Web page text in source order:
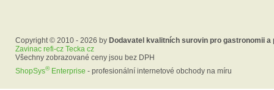
Copyright © 2010 - 2026 by Dodavatel kvalitních surovin pro gastronomii
Zavinac refi-cz Tecka cz
Všechny zobrazované ceny jsou bez DPH
ShopSys®Enterprise - profesionální internetové obchody na míru